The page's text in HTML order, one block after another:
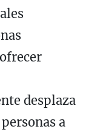
desplaza
a